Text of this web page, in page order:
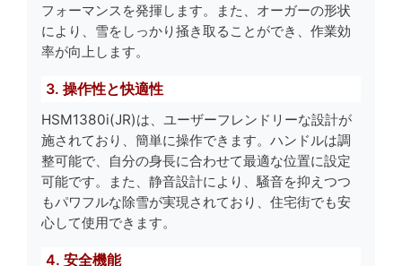
フォーマンスを発揮します。また、オーガーの形状
により、雪をしっかり掻き取ることができ、作業効
率が向上します。
3. 操作性と快適性
HSM1380i(JR)は、ユーザーフレンドリーな設計が
施されており、簡単に操作できます。ハンドルは調
整可能で、自分の身長に合わせて最適な位置に設定
可能です。また、静音設計により、騒音を抑えつつ
もパワフルな除雪が実現されており、住宅街でも安
心して使用できます。
4. 安全機能